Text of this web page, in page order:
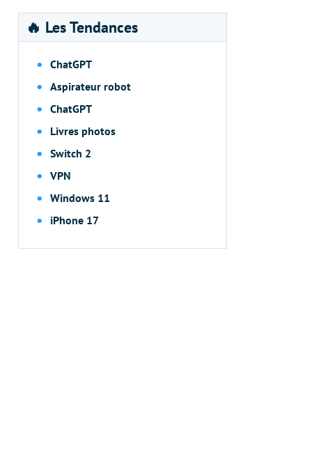
🔥 Les Tendances
ChatGPT
Aspirateur robot
ChatGPT
Livres photos
Switch 2
VPN
Windows 11
iPhone 17